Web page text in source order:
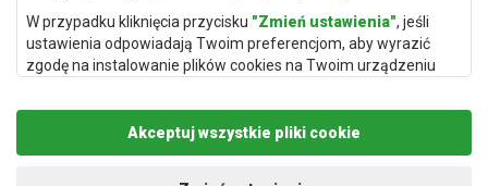
W przypadku kliknięcia przycisku "Zmień ustawienia", jeśli
ustawienia odpowiadają Twoim preferencjom, aby wyrazić
zgodę na instalowanie plików cookies na Twoim urządzeniu
"Zapisz i zaakceptuj".
Podstawą przetwarzania danych osobowych, w zakresie w
Akceptuj wszystkie pliki cookie
Dywany Częstochowa